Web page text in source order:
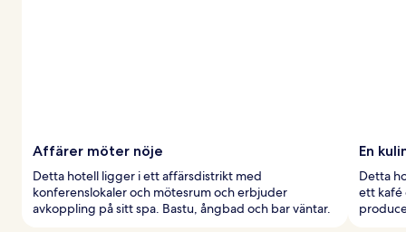
Affärer möter nöje
Detta hotell ligger i ett affärsdistrikt med
konferenslokaler och mötesrum och erbjuder
avkoppling på sitt spa. Bastu, ångbad och bar väntar.
En
Detta
ett kafé